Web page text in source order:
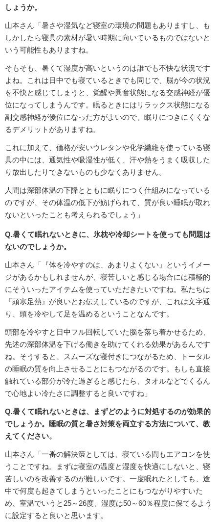
しょうか。
山本さん「暑さや湿気など寝室の環境の問題もありますし、も
しかしたら寝具の素材が暑い時期に向いているものではないと
いう可能性もありますね。
そもそも、暑くて湿度が高いというのは誰でも不快な状況です
よね。これは日中でも寝ているときでも同じで、脳が今の状況
を不快と感じてしまうと、覚醒や興奮状態になる交感神経が優
位になってしまうんです。眠るときにはリラックス状態になる
副交感神経が優位になった方がよいので、眠りにつきにくくな
るデメリットがありますね。
これに加えて、価格が安いウレタンや化学繊維を使っている寝
具の中には、通気性や吸湿性が低く、汗や熱をうまく吸収した
り放出したりできないものも少なくありません。
人間は深部体温の下降とともに眠りにつく仕組みになっている
のですが、その体温の低下が妨げられて、質が良い睡眠が取れ
ないといったことも考えられるでしょう」
Q.暑くて眠れないときに、氷枕や冷却シートを使っても問題は
ないのでしょうか。
山本さん「『体を冷やすのは、あまりよくない』というイメー
ジがあるかもしれませんが、寝苦しいと感じる場合には積極的
にそういったアイテムを使っていただきたいですね。私たちは
『頭寒足熱』が良いとお伝えしているのですが、これは文字通
り、頭を冷やして足を温めるということなんです。
頭部を冷やすと日中フル回転していた脳を落ち着かせるため、
先述の深部体温を下げる働きを助けてくれる効果があるんです
ね。そうすると、スムーズな寝付きにつながるため、トータル
の睡眠の質を向上させることにもつながるのです。もしも直接
触れている部分が冷た過ぎると感じたら、タオルなどでくるん
で心地よい冷たさに調整すると良いですね」
Q.暑くて眠れないときは、まずどのように対処するのが効果的
でしょうか。睡眠の質と暑さ対策を両立する方法について、教
えてください。
山本さん「一番の解決策としては、寝ている間もエアコンを使
うことですね。まずは寝室の温度と湿度を快適にしないと、寝
苦しいのを改善するのが難しいです。一度眠れたとしても、途
中で何度も起きてしまうといったことにもつながりやすいた
め、室温でいうと25～26度、湿度は50～60％程度に保てるよう
に設定すると良いと思います。